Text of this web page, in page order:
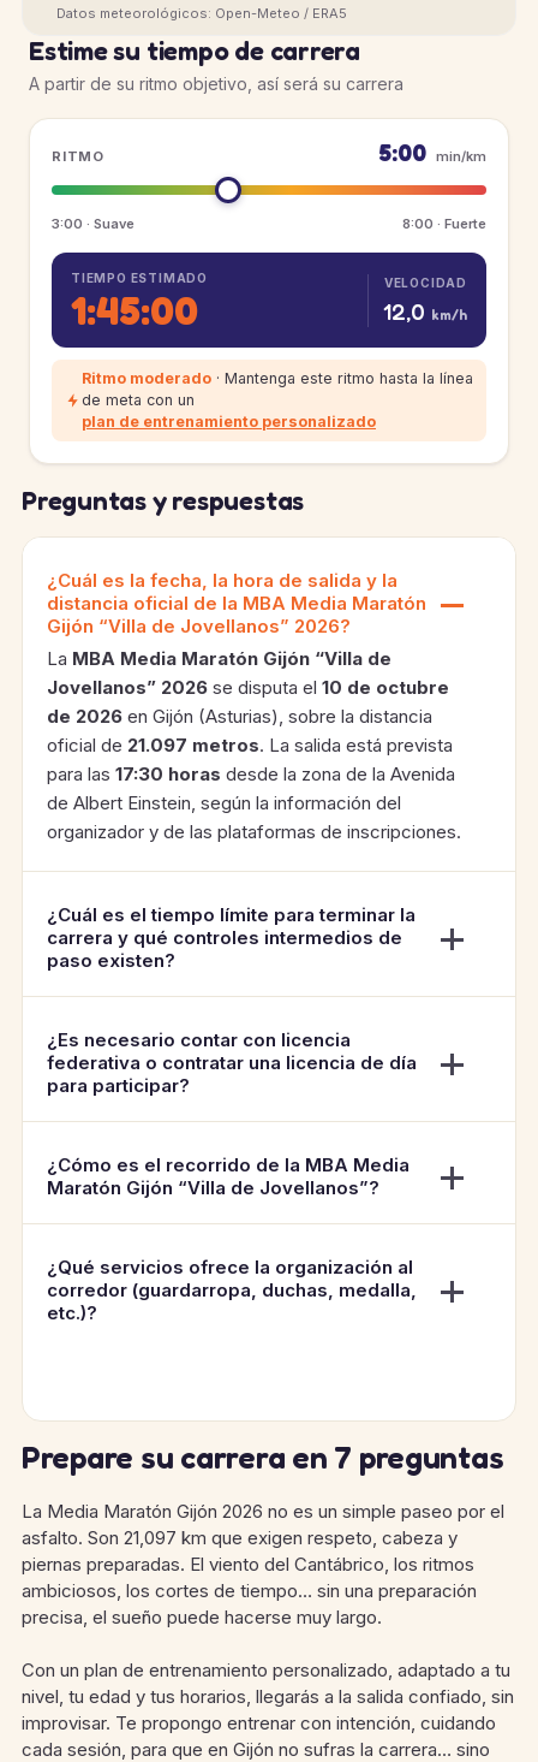
Datos meteorológicos: Open-Meteo / ERA5
Estime su tiempo de carrera
A partir de su ritmo objetivo, así será su carrera
RITMO 5:00 min/km
3:00 · Suave 8:00 · Fuerte
TIEMPO ESTIMADO
1:45:00
VELOCIDAD
12,0 km/h
Ritmo moderado · Mantenga este ritmo hasta la línea
de meta con un
plan de entrenamiento personalizado
Preguntas y respuestas
¿Cuál es la fecha, la hora de salida y la
distancia oficial de la MBA Media Maratón
Gijón “Villa de Jovellanos” 2026?
La MBA Media Maratón Gijón “Villa de
Jovellanos” 2026 se disputa el 10 de octubre
de 2026 en Gijón (Asturias), sobre la distancia
oficial de 21.097 metros. La salida está prevista
para las 17:30 horas desde la zona de la Avenida
de Albert Einstein, según la información del
organizador y de las plataformas de inscripciones.
¿Cuál es el tiempo límite para terminar la
carrera y qué controles intermedios de
paso existen?
¿Es necesario contar con licencia
federativa o contratar una licencia de día
para participar?
¿Cómo es el recorrido de la MBA Media
Maratón Gijón “Villa de Jovellanos”?
¿Qué servicios ofrece la organización al
corredor (guardarropa, duchas, medalla,
etc.)?
Prepare su carrera en 7 preguntas
La Media Maratón Gijón 2026 no es un simple paseo por el
asfalto. Son 21,097 km que exigen respeto, cabeza y
piernas preparadas. El viento del Cantábrico, los ritmos
ambiciosos, los cortes de tiempo… sin una preparación
precisa, el sueño puede hacerse muy largo.
Con un plan de entrenamiento personalizado, adaptado a tu
nivel, tu edad y tus horarios, llegarás a la salida confiado, sin
improvisar. Te propongo entrenar con intención, cuidando
cada sesión, para que en Gijón no sufras la carrera… sino